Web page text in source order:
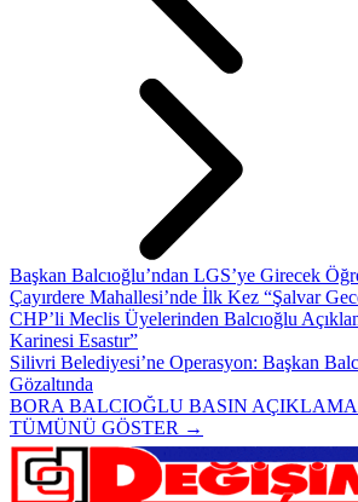
Başkan Balcıoğlu’ndan LGS’ye Girecek
Çayırdere Mahallesi’nde İlk Kez “Şalvar
CHP’li Meclis Üyelerinden Balcıoğlu
Karinesi Esastır”
Silivri Belediyesi’ne Operasyon: Başkan
Gözaltında
BORA BALCIOĞLU BASIN
TÜMÜNÜ GÖSTER →